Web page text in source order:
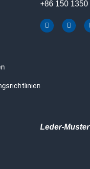
+86 150 1350
F
a
Y
o
Leder-